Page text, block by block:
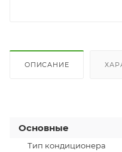
ОПИСАНИЕ
Основные
Тип кондиционера